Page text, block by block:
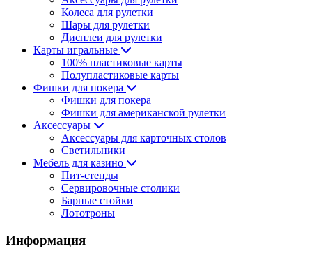
Колеса для рулетки
Шары для рулетки
Дисплеи для рулетки
Карты игральные
100% пластиковые карты
Полупластиковые карты
Фишки для покера
Фишки для покера
Фишки для американской рулетки
Аксессуары
Аксессуары для карточных столов
Светильники
Мебель для казино
Пит-стенды
Сервировочные столики
Барные стойки
Лототроны
Информация